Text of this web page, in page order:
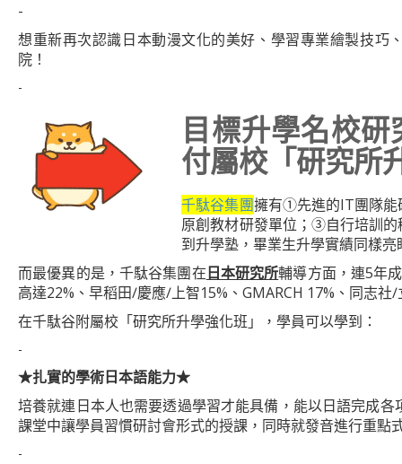
-
想重新再次認識日本動漫文化的美好、學習專業繪製技巧
院！
-
目標升學名校
付屬校「研究所
千駄谷集團擁有①先進的IT團隊能
原創教材研發單位；③自行培訓的
到升學塾，畢業生升學實績同樣亮
而最優異的是，千駄谷集團在日本研究所輔導方面，連5年
高達22%、早稻田∕慶應∕上智15%、GMARCH 17%、同志
在千駄谷附屬校「研究所升學強化班」，學員可以學到：
-
★扎實的學術日本語能力★
培養就連日本人也需要透過學習才能具備，能以日語完成
課堂中讓學員習慣研討會形式的授課，同時就發音進行重點
-